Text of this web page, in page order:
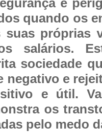
quando os
suas próprias
salários.
sociedade
negativo e
e útil.
os
pelo medo